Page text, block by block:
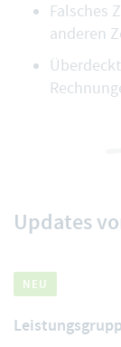
Falsches
anderen
Updates
NEU